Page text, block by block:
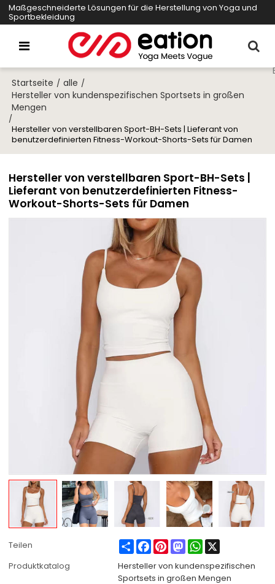
Maßgeschneiderte Lösungen für die Herstellung von Yoga und
Sportbekleidung
Startseite / alle /
Hersteller von kundenspezifischen Sportsets in großen
Mengen
/
Hersteller von verstellbaren Sport-BH-Sets | Lieferant von
benutzerdefinierten Fitness-Workout-Shorts-Sets für Damen
Hersteller von verstellbaren Sport-BH-Sets |
Lieferant von benutzerdefinierten Fitness-
Workout-Shorts-Sets für Damen
Teilen ShareFacebook
PinterestMastodonWhatsApp
Produktkatalog
Hersteller von kundenspezifischen
Sportsets in großen Mengen